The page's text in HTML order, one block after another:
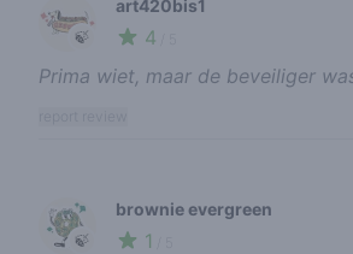
🍃
art420bis1
4
Prima wiet, maar de beveiliger
🍃
brownie evergreen
1